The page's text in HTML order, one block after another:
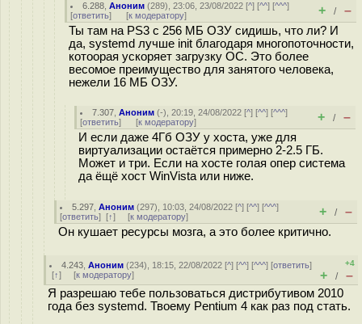
6.288 ,Аноним (289), 23:06, 23/08/2022 [^] [^^] [^^^]
[ответить] [к модератору] + / –
Ты там на PS3 с 256 МБ ОЗУ сидишь, что ли? И
да, systemd лучше init благодаря многопоточности,
котоорая ускоряет загрузку ОС. Это более
весомое преимущество для занятого человека,
нежели 16 МБ ОЗУ.
7.307 ,Аноним (-), 20:19, 24/08/2022 [^] [^^] [^^^]
[ответить] [к модератору] + / –
И если даже 4Гб ОЗУ у хоста, уже для
виртуализации остаётся примерно 2-2.5 ГБ.
Может и три. Если на хосте голая опер система
да ёщё хост WinVista или ниже.
5.297 ,Аноним (297), 10:03, 24/08/2022 [^] [^^] [^^^]
[ответить] [↑] [к модератору] + / –
Он кушает ресурсы мозга, а это более критично.
4.243 ,Аноним (234), 18:15, 22/08/2022 [^] [^^] [^^^] [ответить]
[↑] [к модератору]
+4
+ / –
Я разрешаю тебе пользоваться дистрибутивом 2010
года без systemd. Твоему Pentium 4 как раз под стать.